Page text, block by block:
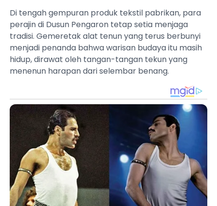
Di tengah gempuran produk tekstil pabrikan, para
perajin di Dusun Pengaron tetap setia menjaga
tradisi. Gemeretak alat tenun yang terus berbunyi
menjadi penanda bahwa warisan budaya itu masih
hidup, dirawat oleh tangan-tangan tekun yang
menenun harapan dari selembar benang.